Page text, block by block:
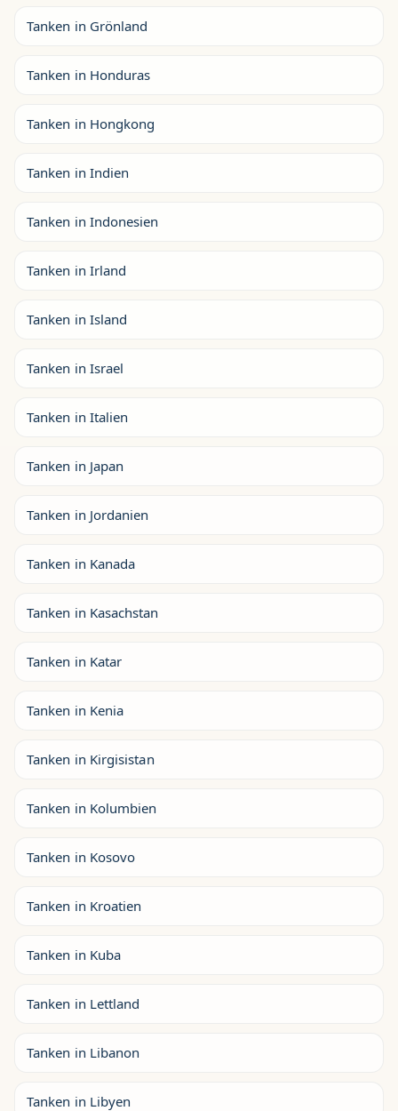
Tanken in Grönland
Tanken in Honduras
Tanken in Hongkong
Tanken in Indien
Tanken in Indonesien
Tanken in Irland
Tanken in Island
Tanken in Israel
Tanken in Italien
Tanken in Japan
Tanken in Jordanien
Tanken in Kanada
Tanken in Kasachstan
Tanken in Katar
Tanken in Kenia
Tanken in Kirgisistan
Tanken in Kolumbien
Tanken in Kosovo
Tanken in Kroatien
Tanken in Kuba
Tanken in Lettland
Tanken in Libanon
Tanken in Libyen